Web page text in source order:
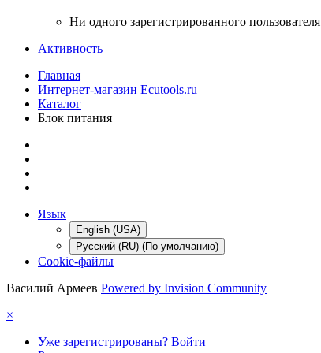
Ни одного зарегистрированного
Активность
Главная
Интернет-магазин Ecutools.ru
Каталог
Блок питания
Язык
English (USA)
Русский (RU) (По умолчанию)
Cookie-файлы
Василий Армеев Powered by Invision Community
×
Уже зарегистрированы? Войти